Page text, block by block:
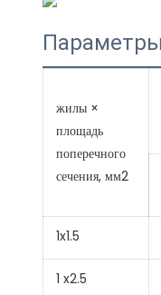
жилы ×
площадь
поперечного
сечения, мм2
1x1.5
1 x2.5